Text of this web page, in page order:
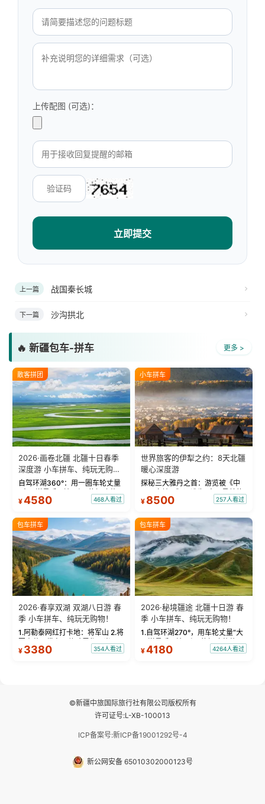
上传配图 (可选)：
立即提交
上一篇 战国秦长城
下一篇 沙沟拱北
🔥 新疆包车-拼车 更多 >
散客拼团
2026·画卷北疆 北疆十日春季
深度游 小车拼车、纯玩无购
物！
自驾环湖360°：用一圈车轮丈量
“大西洋最后一滴眼泪”的极致蔚
蓝。 赛湖旅拍：甄选多款风格服
绝美瞬间。 赛湖坦克300跟车视
频：专业摄影师...
¥4580 468人看过
小车拼车
世界旅客的伊犁之约：8天北疆
暖心深度游
探秘三大雅丹之首：游览被《中
国国家地理》评选为“中国最美的
三大雅丹”第一名的克拉玛依魔鬼
瓦人最大村落——禾木村，欣赏
晨雾与小木...
¥ 8500 257人看过
包车拼车
2026·春享双湖 双湖八日游 春
季 小车拼车、纯玩无购物！
1.阿勒泰网红打卡地：将军山 2.将
军山落日缆车，体验雪都风光 3.
将军山，夕阳派对，蹦迪party 4.
¥ 3380 354人看过
包车拼车
2026·秘境疆途 北疆十日游 春
季 小车拼车、纯玩无购物！
1.自驾环湖270°，用车轮丈量“大
西洋最后一滴眼泪”的极致蔚蓝，
让雪山、花海与深邃湖水在转弯
¥4180 4264人看过
©新疆中旅国际旅行社有限公司版权所有
许可证号:L-XB-100013
ICP备案号:新ICP备19001292号-4
新公网安备 65010302000123号